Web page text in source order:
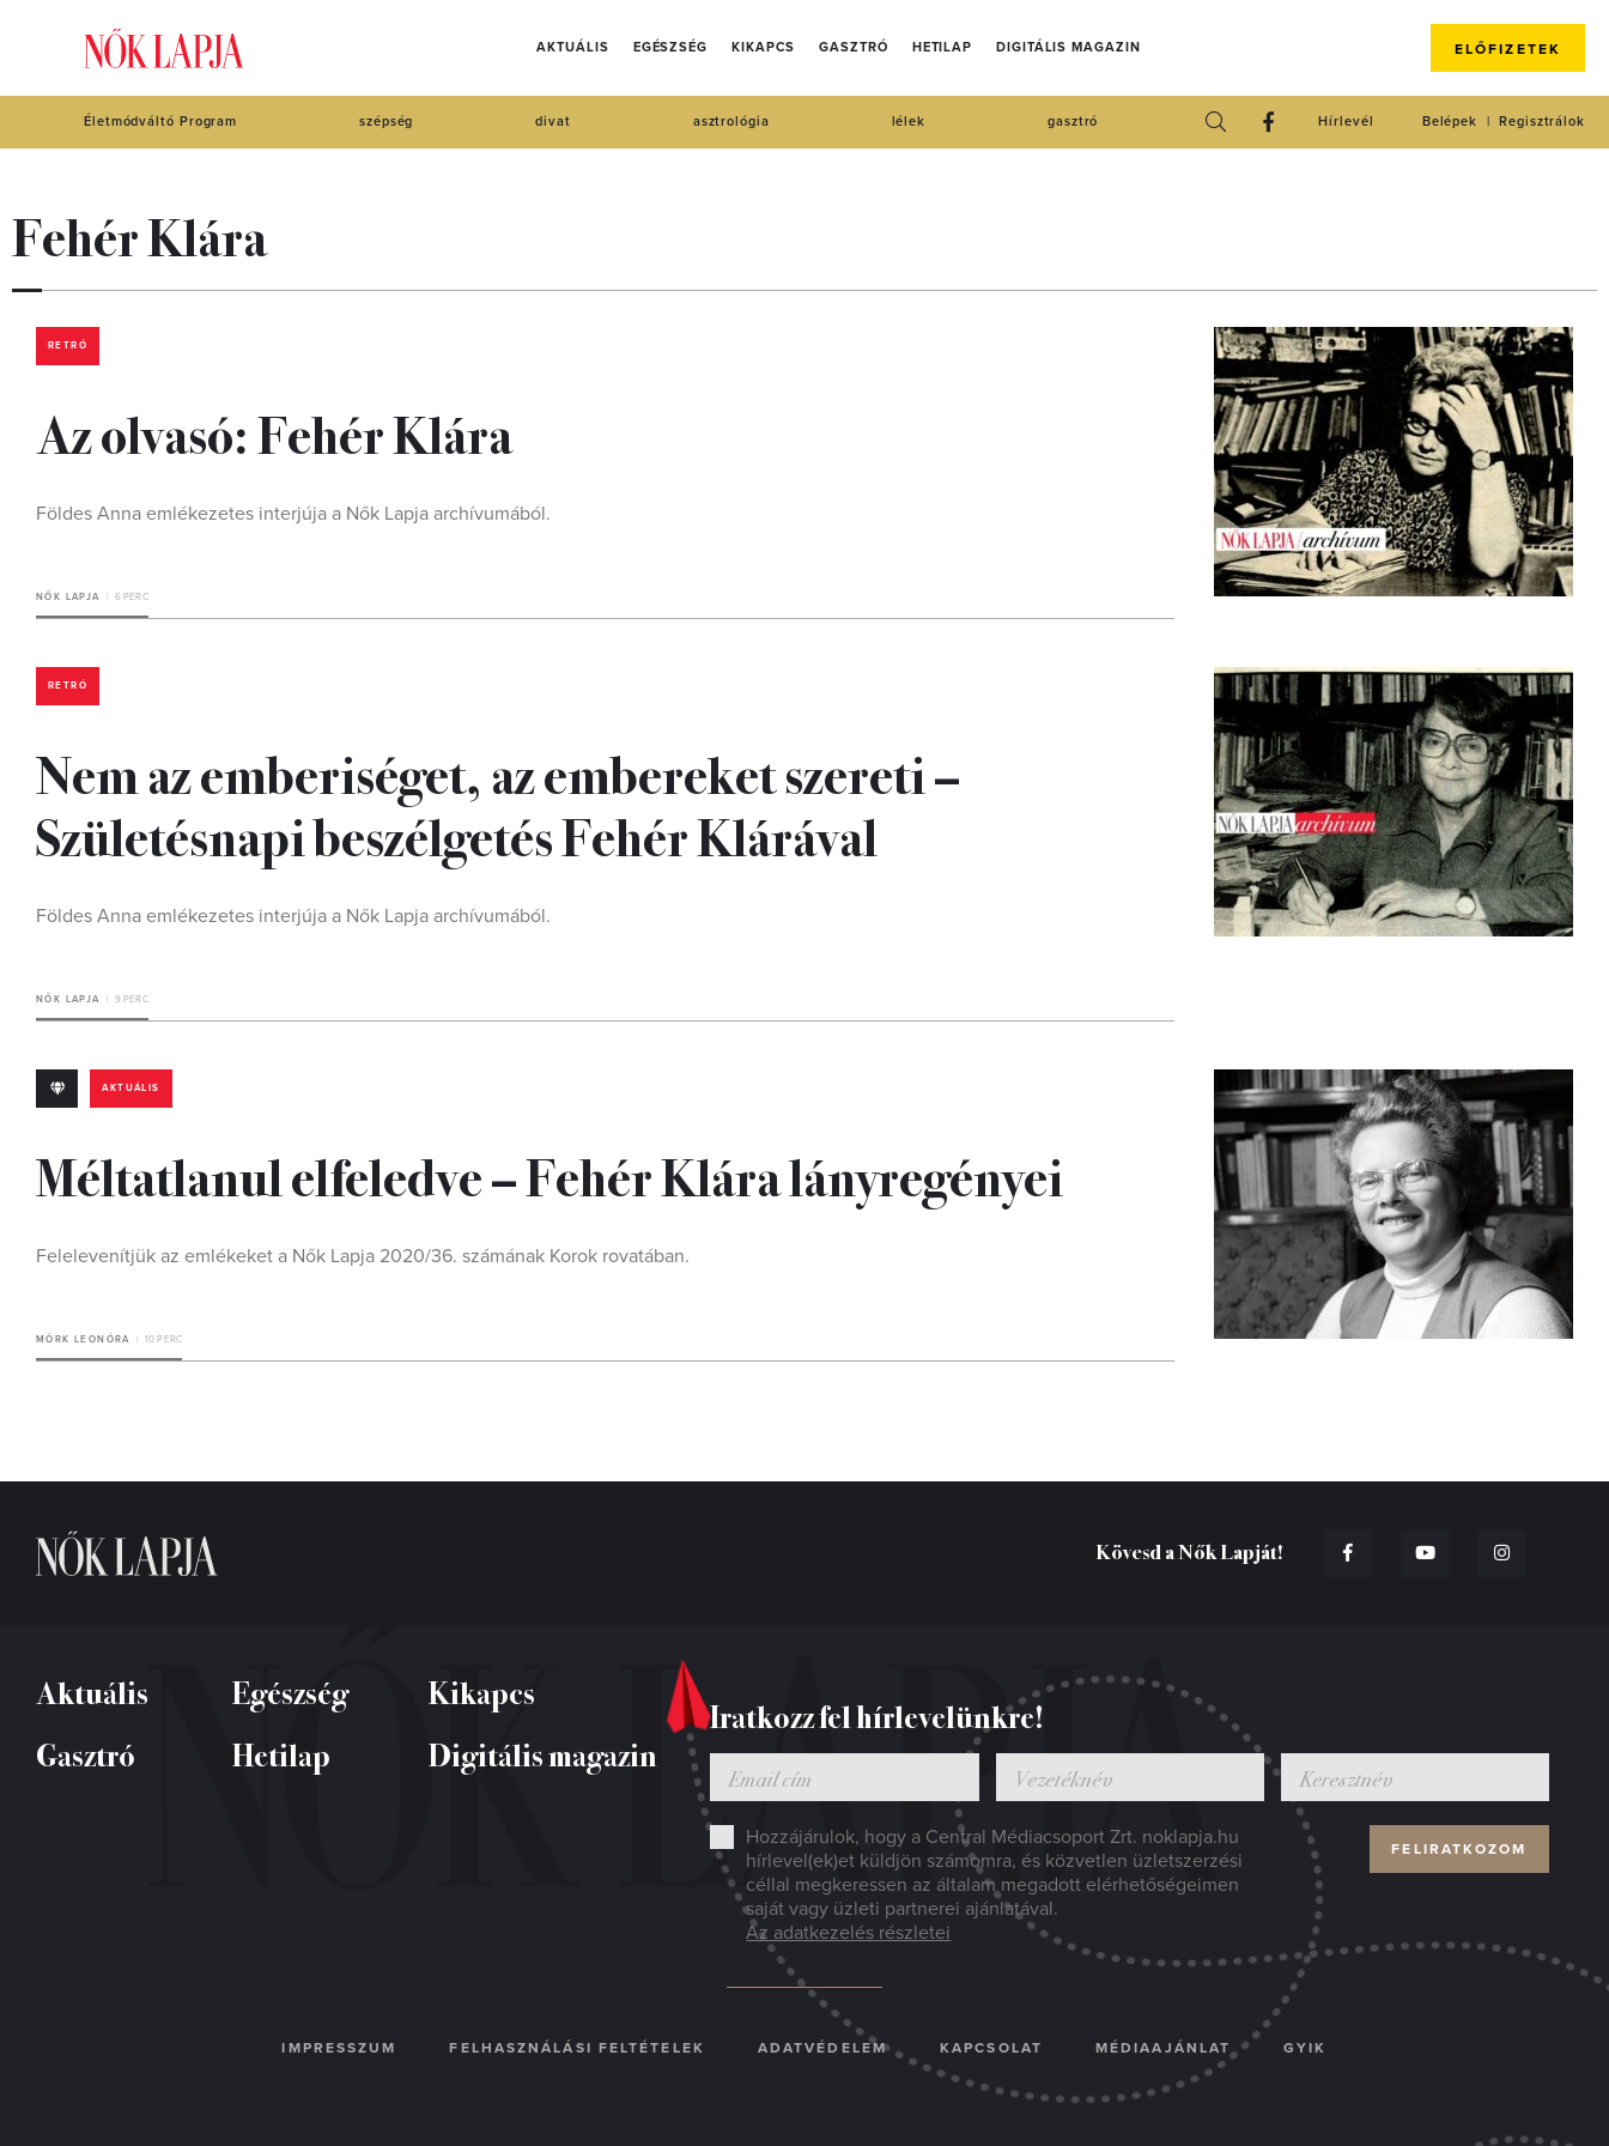
AKTUÁLIS EGÉSZSÉG KIKAPCS GASZTRÓ HETILAP DIGITÁLIS MAGAZIN ELŐFIZETEK
Életmódváltó Program szépség divat asztrológia lélek gasztró Regisztrálok
Belépek
Hírlevél
Fehér Klára
RETRÓ
Az olvasó: Fehér Klára
Földes Anna emlékezetes interjúja a Nők Lapja archívumából.
NŐK LAPJA 6 PERC
RETRÓ
Nem az emberiséget, az embereket szereti –
Születésnapi beszélgetés Fehér Klárával
Földes Anna emlékezetes interjúja a Nők Lapja archívumából.
NŐK LAPJA 9 PERC
AKTUÁLIS
Méltatlanul elfeledve – Fehér Klára lányregényei
Felelevenítjük az emlékeket a Nők Lapja 2020/36. számának Korok rovatában.
MÖRK LEONÓRA 10 PERC
Kövesd a Nők Lapját!
Aktuális Egészség
Kikapcs
Gasztró
Hetilap Digitális magazin
Iratkozz fel hírlevelünkre!
Hozzájárulok, hogy a Central Médiacsoport Zrt. noklapja.hu
hírlevel(ek)et küldjön számomra, és közvetlen üzletszerzési
céllal megkeressen az általam megadott elérhetőségeimen
saját vagy üzleti partnerei ajánlatával.
Az adatkezelés részletei
IMPRESSZUM FELHASZNÁLÁSI FELTÉTELEK ADATVÉDELEM KAPCSOLAT MÉDIAAJÁNLAT GYIK